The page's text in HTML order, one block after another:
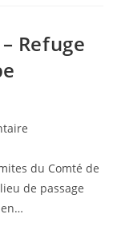
Refuge
du Comté de
de passage